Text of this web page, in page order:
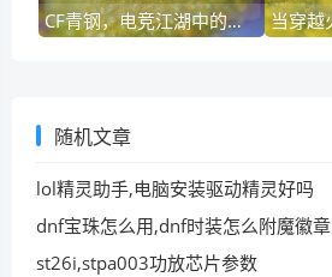
CF青钢，电竞江湖中的锋芒与哲学
随机文章
lol精灵助手,电脑安装驱动精灵好吗
dnf宝珠怎么用,dnf时装怎么附魔徽章
st26i,stpa003功放芯片参数